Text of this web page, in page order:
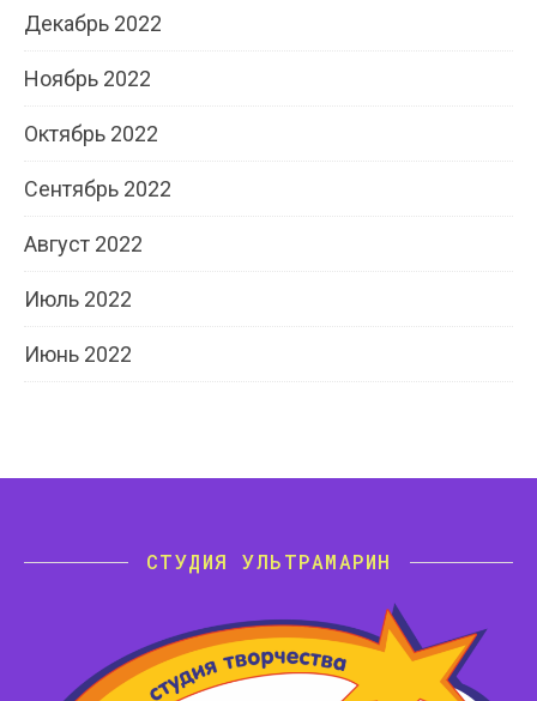
Декабрь 2022
Ноябрь 2022
Октябрь 2022
Сентябрь 2022
Август 2022
Июль 2022
Июнь 2022
СТУДИЯ УЛЬТРАМАРИН